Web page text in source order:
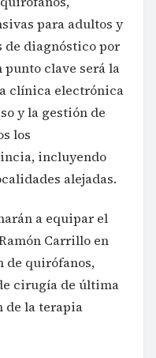
para adultos y
de diagnóstico por
clave será la
clínica electrónica
y la gestión de
los
incluyendo
alejadas.
a equipar el
Carrillo en
de quirófanos,
cirugía de última
de la terapia